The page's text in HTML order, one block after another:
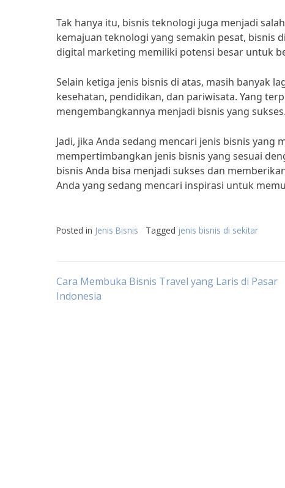
Tak hanya itu, bisnis teknologi juga menjadi
kemajuan teknologi yang semakin pesat, bisnis
digital marketing memiliki potensi besar untuk
Selain ketiga jenis bisnis di atas, masih banyak
kesehatan, pendidikan, dan pariwisata. Yang
mengembangkannya menjadi bisnis yang sukses.
Jadi, jika Anda sedang mencari jenis bisnis
mempertimbangkan jenis bisnis yang sesuai
bisnis Anda bisa menjadi sukses dan
Anda yang sedang mencari inspirasi untuk
Posted in Jenis Bisnis Tagged jenis bisnis di sekitar
Post
Cara Membuka Bisnis Travel yang Laris di Pasar
Indonesia